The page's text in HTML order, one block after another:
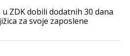
u ZDK dobili dodatnih 30 dana
za svoje zaposlene